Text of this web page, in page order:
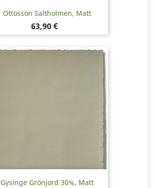
Ottosson Saltholmen, Matt
Pris
63,90 €
Gysinge Grönjord 30%, Matt